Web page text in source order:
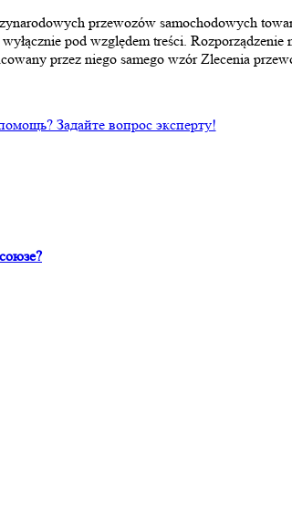
przewozów samochodowych
pod względem treści.
przez niego samego wzór Zlecenia
Задайте вопрос эксперту!